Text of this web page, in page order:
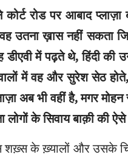
कोर्ट रोड पर आबाद
उतना ख़ास नहीं सकता
डीएवी में पढ़ते थे, हिंदी की
में वह और सुरेश सेठ
अब भी वहीं है, मगर
लोगों के सिवाय बाक़ी की
के ख़्यालों और उसके